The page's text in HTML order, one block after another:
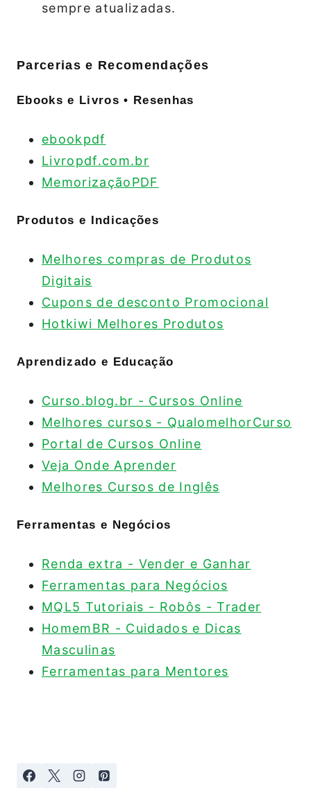
sempre atualizadas.
Parcerias e Recomendações
Ebooks e Livros • Resenhas
ebookpdf
Livropdf.com.br
MemorizaçãoPDF
Produtos e Indicações
Melhores compras de Produtos
Digitais
Cupons de desconto Promocional
Hotkiwi Melhores Produtos
Aprendizado e Educação
Curso.blog.br - Cursos Online
Melhores cursos - QualomelhorCurso
Portal de Cursos Online
Veja Onde Aprender
Melhores Cursos de Inglês
Ferramentas e Negócios
Renda extra - Vender e Ganhar
Ferramentas para Negócios
MQL5 Tutoriais - Robôs - Trader
HomemBR - Cuidados e Dicas
Masculinas
Ferramentas para Mentores